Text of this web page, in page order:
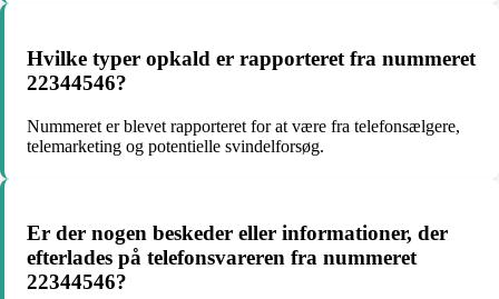
Hvilke typer opkald er rapporteret fra nummeret
22344546?
Nummeret er blevet rapporteret for at være fra telefonsælgere,
telemarketing og potentielle svindelforsøg.
Er der nogen beskeder eller informationer, der
efterlades på telefonsvareren fra nummeret
22344546?